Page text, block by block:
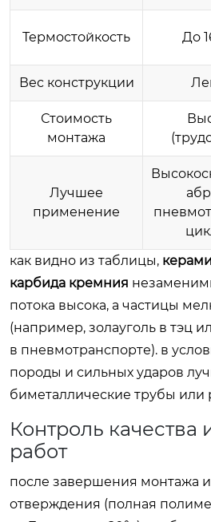
Термостойкость До
Вес конструкции
Стоимость
монтажа
Лучшее
применение
как видно из таблицы,
карбида кремния
потока высока, а частицы
(например, золауголь в тэц
в пневмотранспорте). в
породы и сильных ударов
биметаллические трубы или
Контроль качества
работ
после завершения монтажа
отверждения (полная